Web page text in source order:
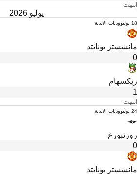
انتهت
يوليو 2026
18 يوليو وديات الأندية
مانشستر يونايتد
0
ريكسهام
1
انتهت
24 يوليو وديات الأندية
روزنبورغ
0
مانشستر يونايتد